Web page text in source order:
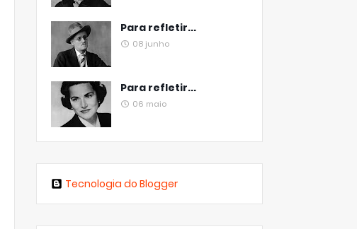
Para refletir...
08 junho
Para refletir...
06 maio
Tecnologia do Blogger